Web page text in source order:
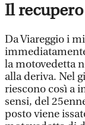
Il
Da Viareggio i
la motovedetta
alla deriva. Nel
riescono così a
sensi, del
posto viene